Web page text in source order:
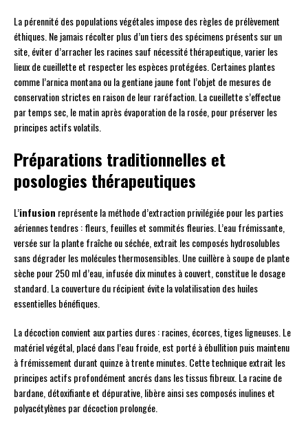
La pérennité des populations végétales impose des règles de prélèvement
éthiques. Ne jamais récolter plus d’un tiers des spécimens présents sur un
site, éviter d’arracher les racines sauf nécessité thérapeutique, varier les
lieux de cueillette et respecter les espèces protégées. Certaines plantes
comme l’arnica montana ou la gentiane jaune font l’objet de mesures de
conservation strictes en raison de leur raréfaction. La cueillette s’effectue
par temps sec, le matin après évaporation de la rosée, pour préserver les
principes actifs volatils.
Préparations traditionnelles et
posologies thérapeutiques
L’infusion représente la méthode d’extraction privilégiée pour les parties
aériennes tendres : fleurs, feuilles et sommités fleuries. L’eau frémissante,
versée sur la plante fraîche ou séchée, extrait les composés hydrosolubles
sans dégrader les molécules thermosensibles. Une cuillère à soupe de plante
sèche pour 250 ml d’eau, infusée dix minutes à couvert, constitue le dosage
standard. La couverture du récipient évite la volatilisation des huiles
essentielles bénéfiques.
La décoction convient aux parties dures : racines, écorces, tiges ligneuses. Le
matériel végétal, placé dans l’eau froide, est porté à ébullition puis maintenu
à frémissement durant quinze à trente minutes. Cette technique extrait les
principes actifs profondément ancrés dans les tissus fibreux. La racine de
bardane, détoxifiante et dépurative, libère ainsi ses composés inulines et
polyacétylènes par décoction prolongée.